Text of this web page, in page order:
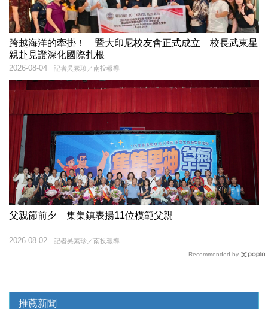
跨越海洋的牽掛！ 暨大印尼校友會正式成立 校長武東星
親赴見證深化國際扎根
記者吳素珍／南投報導
2026-08-04
父親節前夕 集集鎮表揚11位模範父親
記者吳素珍／南投報導
2026-08-02
Recommended by
推薦新聞